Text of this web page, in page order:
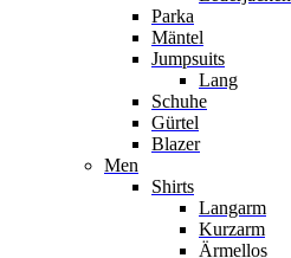
Parka
Mäntel
Jumpsuits
Lang
Schuhe
Gürtel
Blazer
Men
Shirts
Langarm
Kurzarm
Ärmellos